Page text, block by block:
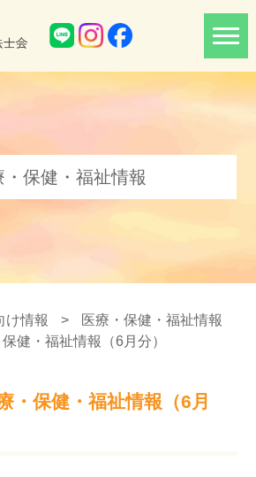
・保健・福祉情報
け情報 >
医療・保健・福祉情報
健・福祉情報（6月分）
・保健・福祉情報（6月